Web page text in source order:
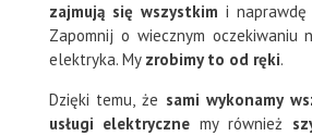
zajmują się wszystkim i
Zapomnij o wiecznym oczekiwaniu
elektryka. My zrobimy to od ręki.
Dzięki temu, że sami wykonamy
usługi elektrycznemy również